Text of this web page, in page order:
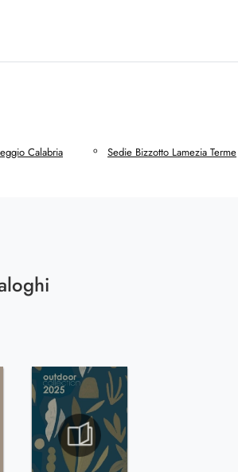
Calabria Sedie Bizzotto Lamezia Terme